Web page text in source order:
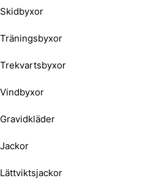
Skidbyxor
Träningsbyxor
Trekvartsbyxor
Vindbyxor
Gravidkläder
Jackor
Lättviktsjackor